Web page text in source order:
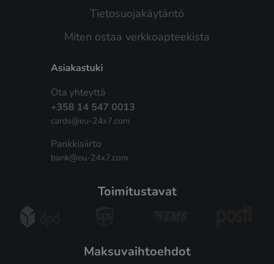
Tietosuojakäytäntö
Miten ostaa verkkoapteekista
toimitustavat
maksuvaihtoehdot